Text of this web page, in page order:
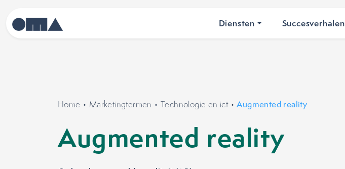
Diensten Succesverhalen
Home • Marketingtermen •Technologie en ict•Augmented reality
Augmented reality